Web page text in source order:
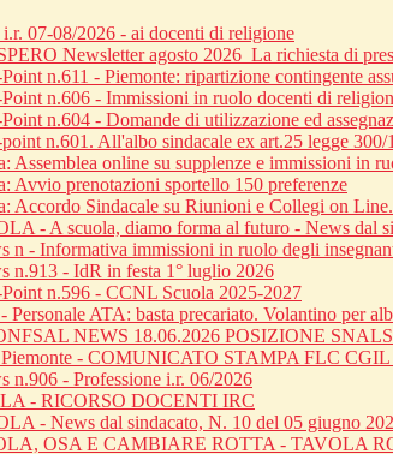
i.r. 07-08/2026 - ai docenti di religione
Newsletter agosto 2026_La richiesta di
n.611 - Piemonte: ripartizione contingente
n.606 - Immissioni in ruolo docenti di
n.604 - Domande di utilizzazione ed
n.601. All'albo sindacale ex art.25 legge
Assemblea online su supplenze e immissioni in
Avvio prenotazioni sportello 150 preferenze
Accordo Sindacale su Riunioni e Collegi on Line.
- A scuola, diamo forma al futuro - News dal
n - Informativa immissioni in ruolo degli
n.913 - IdR in festa 1° luglio 2026
n.596 - CCNL Scuola 2025-2027
ATA: basta precariato. Volantino per
NEWS 18.06.2026 POSIZIONE
- COMUNICATO STAMPA FLC
n.906 - Professione i.r. 06/2026
- RICORSO DOCENTI IRC
- News dal sindacato, N. 10 del 05 giugno
OSA E CAMBIARE ROTTA - TAVOLA